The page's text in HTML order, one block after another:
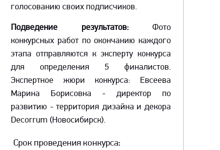
голосованию своих подписчиков.
Подведение результатов:Фото
конкурсных работ по окончанию каждого
этапа отправляются к эксперту конкурса
для определения 5 финалистов.
Экспертное жюри конкурса: Евсеева
Марина Борисовна - директор по
развитию - территория дизайна и декора
Decorrum (Новосибирск).
Срок проведения конкурса: